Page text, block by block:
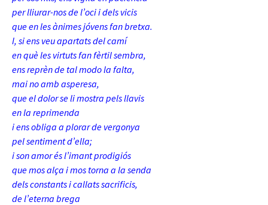
per lliurar-nos de l’oci i dels vicis
que en les ànimes jóvens fan bretxa.
I, si ens veu apartats del camí
en què les virtuts fan fèrtil sembra,
ens reprèn de tal modo la falta,
mai no amb asperesa,
que el dolor se li mostra pels llavis
en la reprimenda
i ens obliga a plorar de vergonya
pel sentiment d’ella;
i son amor és l’imant prodigiós
que mos alça i mos torna a la senda
dels constants i callats sacrificis,
de l’eterna brega